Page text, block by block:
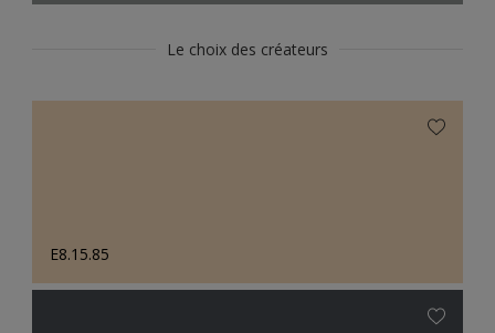
Le choix des créateurs
E8.15.85